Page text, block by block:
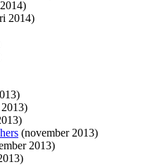
2014)
(november 2013)
2013)